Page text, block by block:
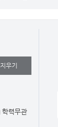
지우기
학력무관